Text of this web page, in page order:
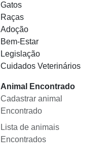
Gatos
Raças
Adoção
Bem-Estar
Legislação
Cuidados Veterinários
Animal Encontrado
Cadastrar animal
Encontrado
Lista de animais
Encontrados